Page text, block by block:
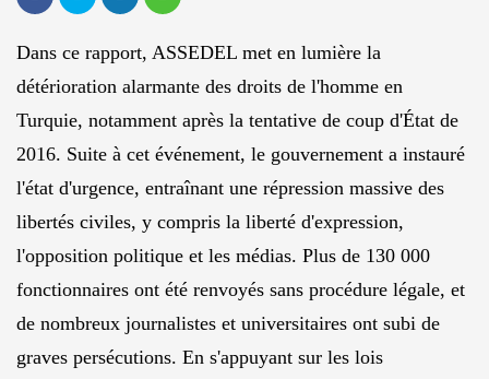
Dans ce rapport, ASSEDEL met en lumière la
détérioration alarmante des droits de l'homme en
Turquie, notamment après la tentative de coup d'État de
2016. Suite à cet événement, le gouvernement a instauré
l'état d'urgence, entraînant une répression massive des
libertés civiles, y compris la liberté d'expression,
l'opposition politique et les médias. Plus de 130 000
fonctionnaires ont été renvoyés sans procédure légale, et
de nombreux journalistes et universitaires ont subi de
graves persécutions. En s'appuyant sur les lois